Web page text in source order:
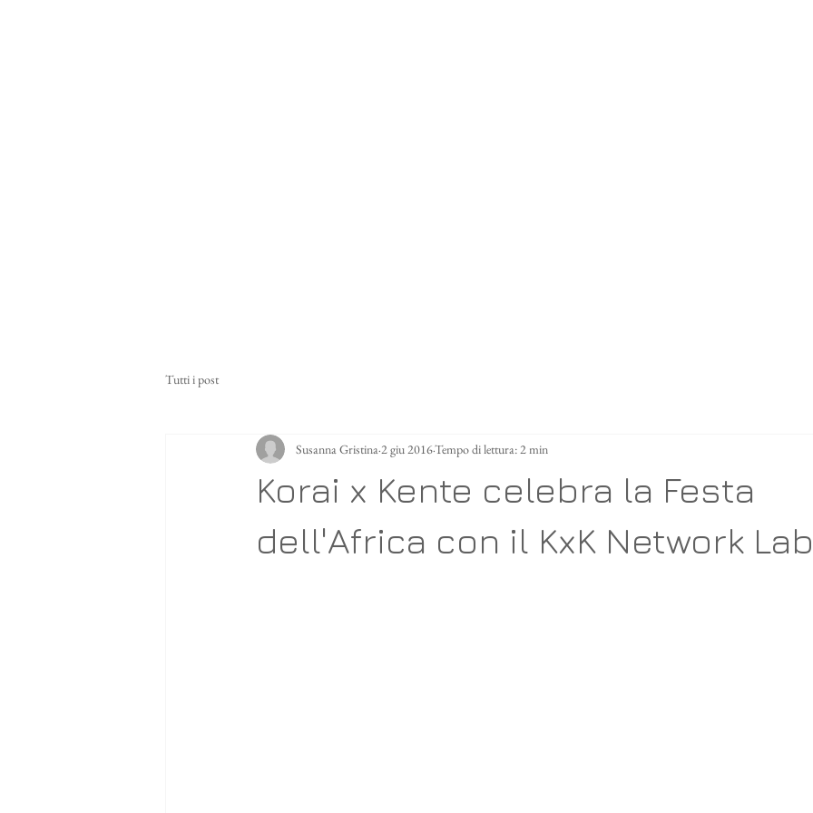
Tutti i post
Korai x Kente celebra la Festa
dell'Africa con il KxK Network Lab
Susanna Gristina 2 giu 2016Tempo di lettura: 2 min